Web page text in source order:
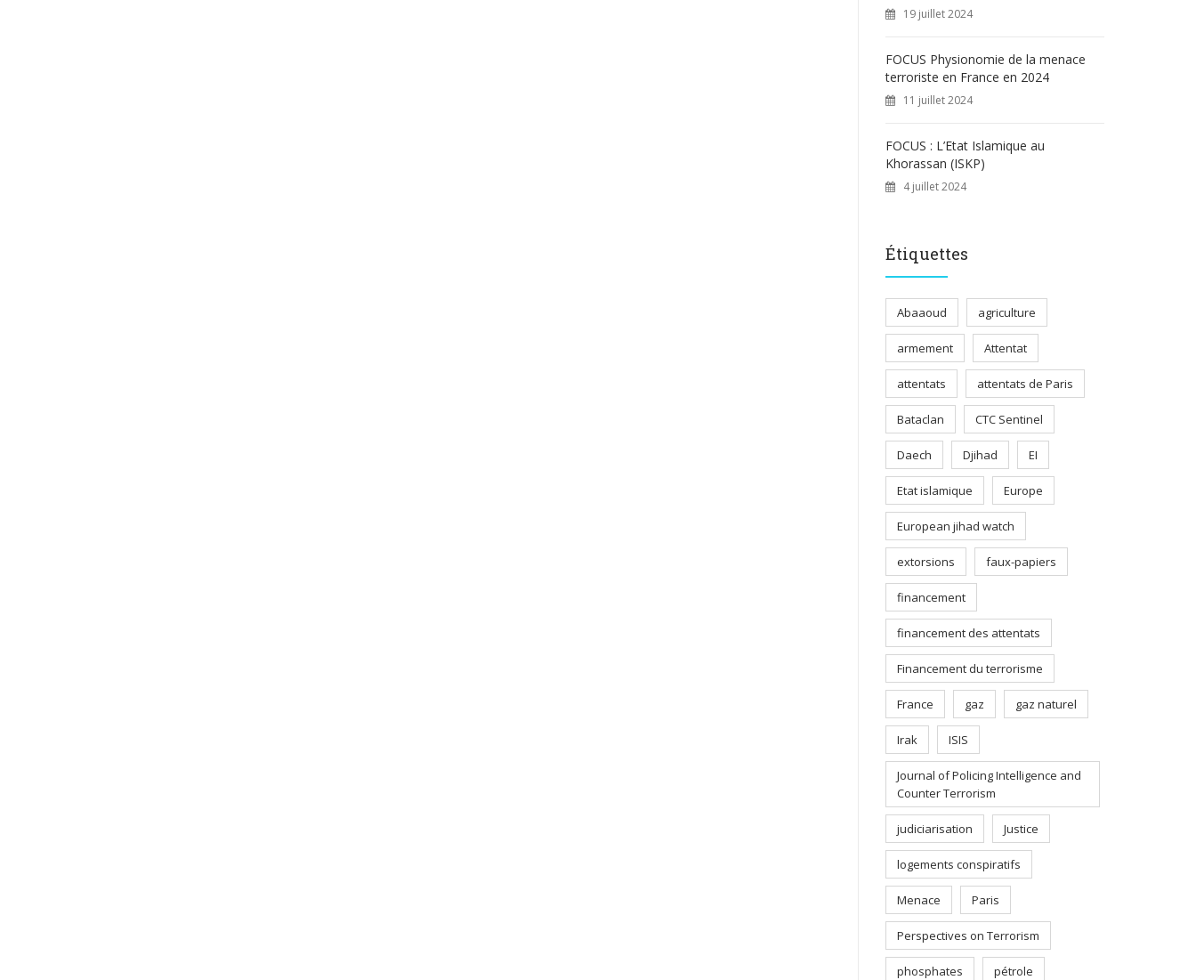
19 juillet 2024
FOCUS Physionomie de la menace
terroriste en France en 2024
11 juillet 2024
FOCUS : L’Etat Islamique au
Khorassan (ISKP)
4 juillet 2024
Étiquettes
Abaaoud agriculture
armement Attentat
attentats attentats de Paris
Bataclan CTC Sentinel
Daech Djihad EI
Etat islamique Europe
European jihad watch
extorsions faux-papiers
financement
financement des attentats
Financement du terrorisme
France gaz gaz naturel
Irak ISIS
Journal of Policing Intelligence and
Counter Terrorism
judiciarisation Justice
logements conspiratifs
Menace Paris
Perspectives on Terrorism
phosphates pétrole